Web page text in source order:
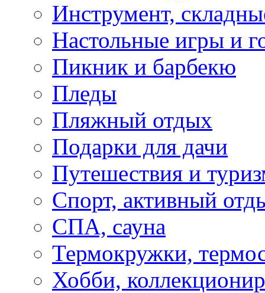
Инструмент,
Настольные игры и
Пикник и барбекю
Пледы
Пляжный отдых
Подарки для дачи
Путешествия и
Спорт, активный
СПА, сауна
Термокружки,
Хобби,